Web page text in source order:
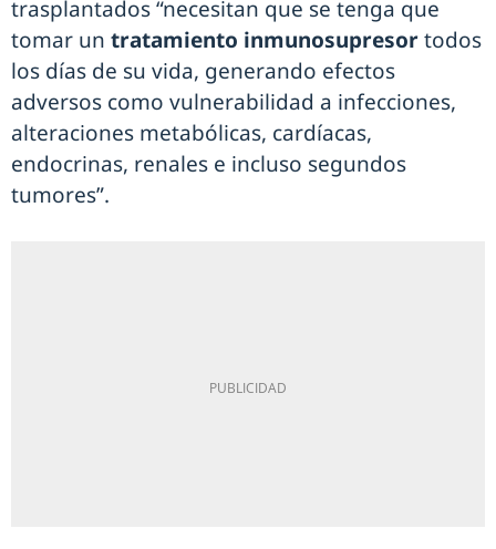
trasplantados “necesitan que se tenga que
tomar un tratamiento inmunosupresortodos
los días de su vida, generando efectos
adversos como vulnerabilidad a infecciones,
alteraciones metabólicas, cardíacas,
endocrinas, renales e incluso segundos
tumores”.